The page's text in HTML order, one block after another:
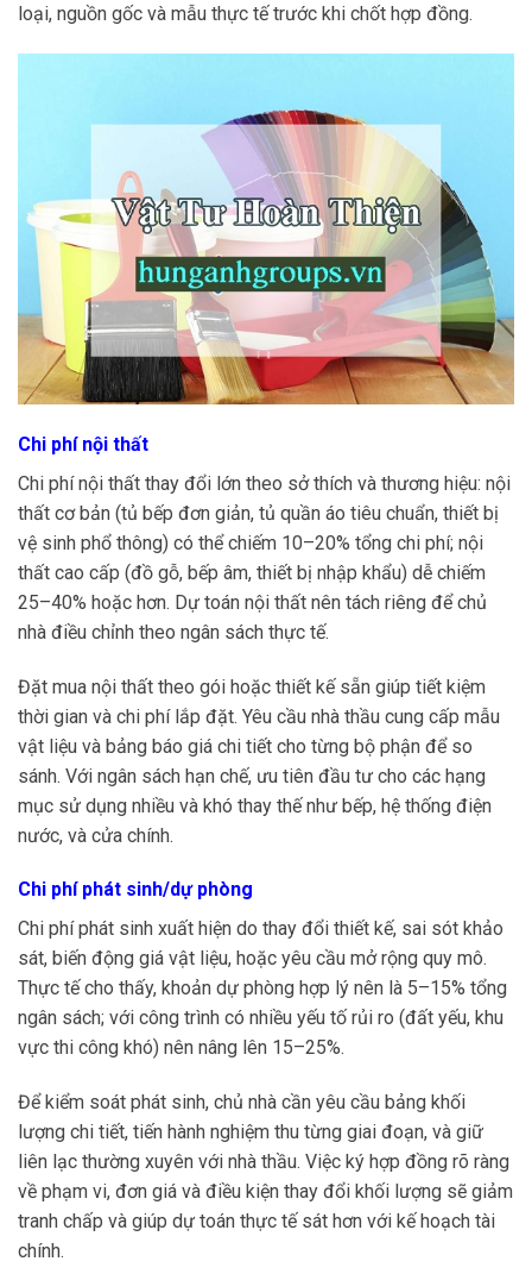
loại, nguồn gốc và mẫu thực tế trước khi chốt hợp đồng.
Chi phí nội thất
Chi phí nội thất thay đổi lớn theo sở thích và thương hiệu: nội
thất cơ bản (tủ bếp đơn giản, tủ quần áo tiêu chuẩn, thiết bị
vệ sinh phổ thông) có thể chiếm 10–20% tổng chi phí; nội
thất cao cấp (đồ gỗ, bếp âm, thiết bị nhập khẩu) dễ chiếm
25–40% hoặc hơn. Dự toán nội thất nên tách riêng để chủ
nhà điều chỉnh theo ngân sách thực tế.
Đặt mua nội thất theo gói hoặc thiết kế sẵn giúp tiết kiệm
thời gian và chi phí lắp đặt. Yêu cầu nhà thầu cung cấp mẫu
vật liệu và bảng báo giá chi tiết cho từng bộ phận để so
sánh. Với ngân sách hạn chế, ưu tiên đầu tư cho các hạng
mục sử dụng nhiều và khó thay thế như bếp, hệ thống điện
nước, và cửa chính.
Chi phí phát sinh/dự phòng
Chi phí phát sinh xuất hiện do thay đổi thiết kế, sai sót khảo
sát, biến động giá vật liệu, hoặc yêu cầu mở rộng quy mô.
Thực tế cho thấy, khoản dự phòng hợp lý nên là 5–15% tổng
ngân sách; với công trình có nhiều yếu tố rủi ro (đất yếu, khu
vực thi công khó) nên nâng lên 15–25%.
Để kiểm soát phát sinh, chủ nhà cần yêu cầu bảng khối
lượng chi tiết, tiến hành nghiệm thu từng giai đoạn, và giữ
liên lạc thường xuyên với nhà thầu. Việc ký hợp đồng rõ ràng
về phạm vi, đơn giá và điều kiện thay đổi khối lượng sẽ giảm
tranh chấp và giúp dự toán thực tế sát hơn với kế hoạch tài
chính.